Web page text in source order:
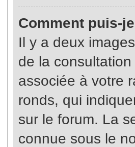
Comment puis-
Il y a deux
de la
associée à votre
ronds, qui
sur le forum. La
connue sous le